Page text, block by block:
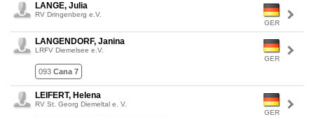
GER
LANGE, Julia
RV Dringenberg e.V.
GER
LANGENDORF, Janina
LRFV Diemelsee e.V.
093 Cana 7
GER
LEIFERT, Helena
RV St. Georg Diemeltal e. V.